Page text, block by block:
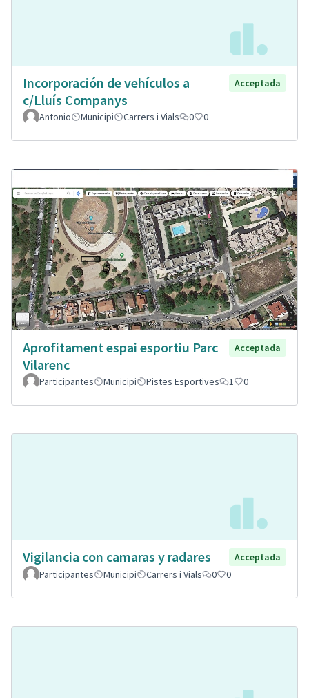
Incorporación de vehículos a
c/Lluís Companys
Acceptada
Antonio Municipi Carrers i Vials 0 0
Aprofitament espai esportiu Parc
Vilarenc
Acceptada
Participantes Municipi Pistes Esportives 1 0
Vigilancia con camaras y radares
Acceptada
Participantes
Municipi Carrers i Vials 0 0